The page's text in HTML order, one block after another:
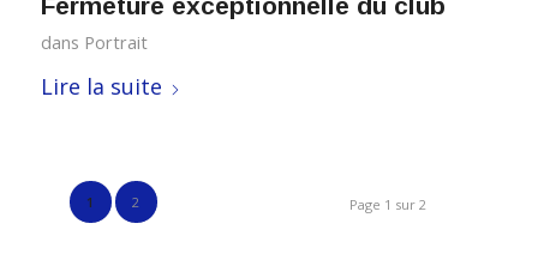
dans Portrait
Lire la suite
Page 1 sur 2
1 2